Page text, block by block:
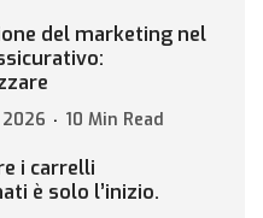
del marketing nel
10 Min Read
i carrelli
è solo l’inizio.